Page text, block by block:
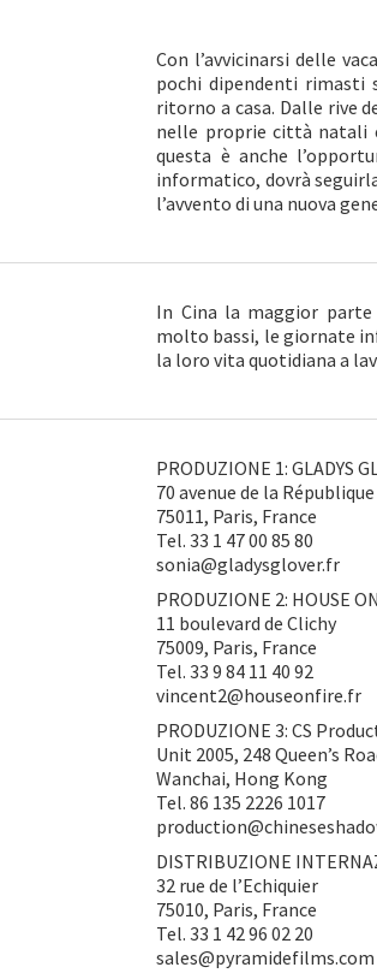
Con l’avvicinarsi delle
pochi dipendenti rimasti
ritorno a casa. Dalle rive
nelle proprie città natali
questa è anche
informatico, dovrà
l’avvento di una nuova
In Cina la maggior
molto bassi, le giornate
la loro vita quotidiana a
PRODUZIONE 1: GLADYS
70 avenue de la République
75011, Paris, France
Tel. 33 1 47 00 85 80
sonia@gladysglover.fr
PRODUZIONE 2: HOUSE
11 boulevard de Clichy
75009, Paris, France
Tel. 33 9 84 11 40 92
vincent2@houseonfire.fr
PRODUZIONE 3: CS
Unit 2005, 248 Queen’s
Wanchai, Hong Kong
Tel. 86 135 2226 1017
DISTRIBUZIONE
32 rue de l’Echiquier
75010, Paris, France
Tel. 33 1 42 96 02 20
sales@pyramidefilms.com